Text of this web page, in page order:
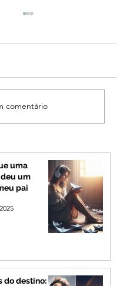
volta atrás,
divina,
nega
comentário
uma
um
pai
do destino: